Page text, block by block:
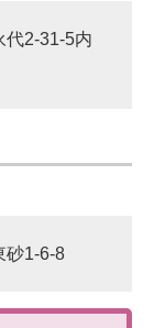
代2-31-5内
砂1-6-8